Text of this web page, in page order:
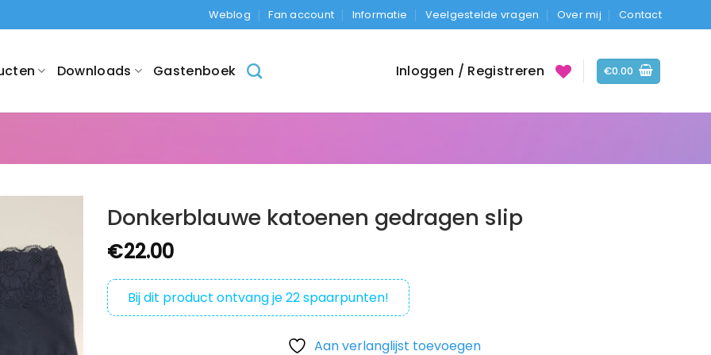
Weblog Fan account Informatie Veelgestelde vragen Over mij Contact
Downloads Gastenboek Inloggen / Registreren €0.00
Donkerblauwe katoenen gedragen slip
€22.00
Bij dit product ontvang je22spaarpunten!
Aan verlanglijst toevoegen